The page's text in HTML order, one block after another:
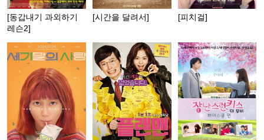
[동갑내기 과외하기
레슨2]
[시간을 달려서] [피치걸]